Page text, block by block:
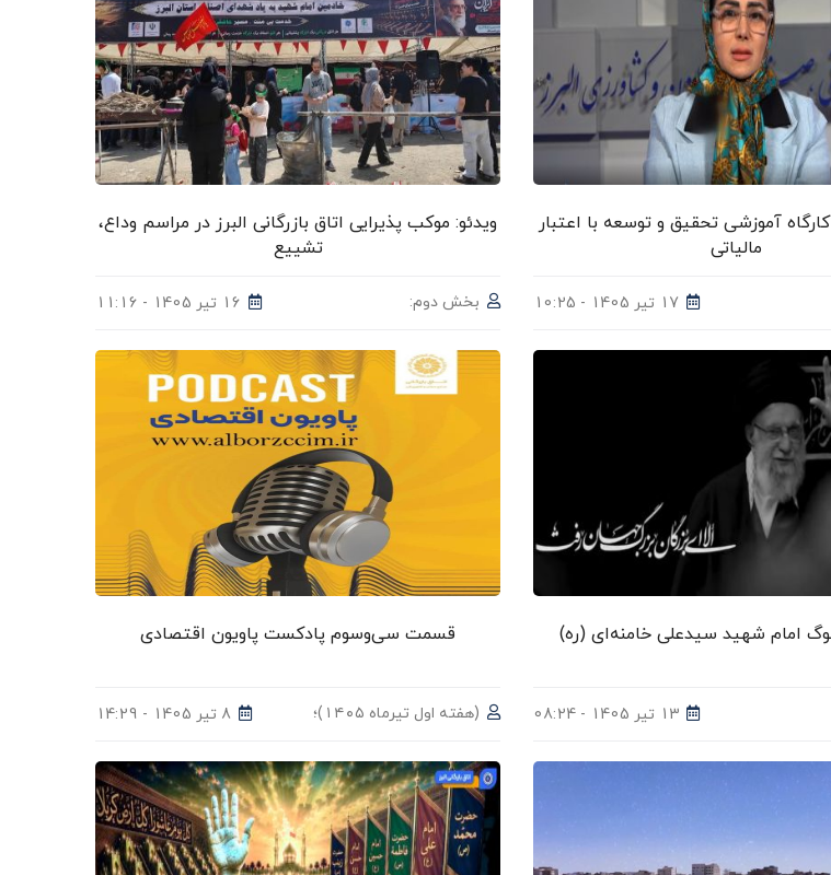
کارگاه آموزشی تحقیق و توسعه با اعتبار
مالیاتی
17 تیر 1405 - 10:25
ویدئو: موکب پذیرایی اتاق بازرگانی البرز در مراسم وداع،
تشییع
بخش دوم: 16 تیر 1405 - 11:16
امام شهید سیدعلی خامنه‌ای (ره)
13 تیر 1405 - 08:24
قسمت سی‌وسوم پادکست پاویون اقتصادی
(هفته اول تیرماه ۱۴۰۵)؛ 8 تیر 1405 - 14:29